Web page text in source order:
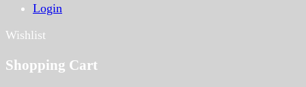
Login
Wishlist
Shopping Cart